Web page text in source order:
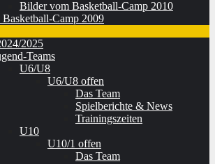
Bilder vom Basketball-Camp 2010
Basketball-Camp 2009
2025
Teams
U6/U8
U6/U8 offen
Das Team
Spielberichte & News
Trainingszeiten
U10
U10/1 offen
Das Team